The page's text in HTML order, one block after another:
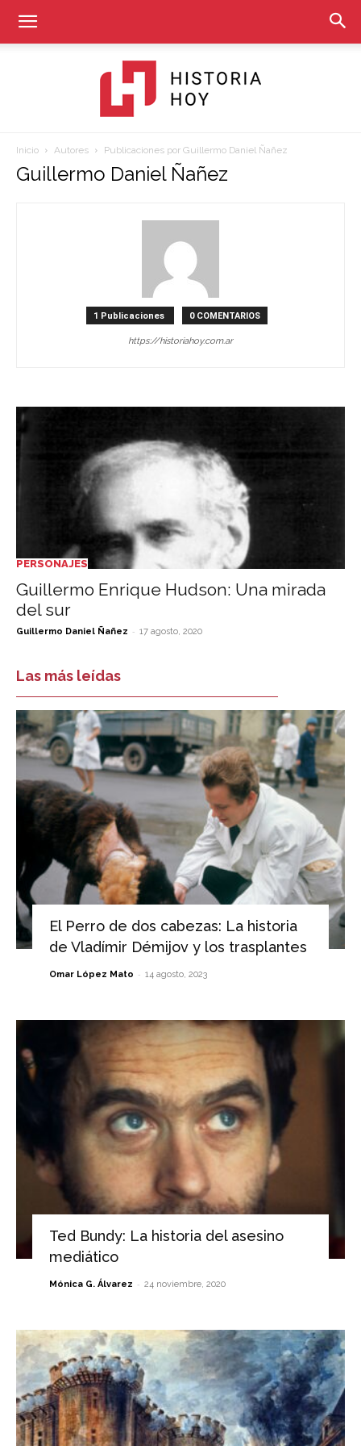
Historia
Inicio Autores Publicaciones por Guillermo Daniel Ñañez
Guillermo Daniel Ñañez
1 Publicaciones 0 COMENTARIOS
https://historiahoy.com.ar
PERSONAJES
Guillermo Enrique Hudson: Una mirada
del sur
Guillermo Daniel Ñañez - 17 agosto, 2020
Las más leídas
El Perro de dos cabezas: La historia
de Vladímir Démijov y los trasplantes
Omar López Mato - 14 agosto, 2023
Ted Bundy: La historia del asesino
mediático
Mónica G. Álvarez - 24 noviembre, 2020